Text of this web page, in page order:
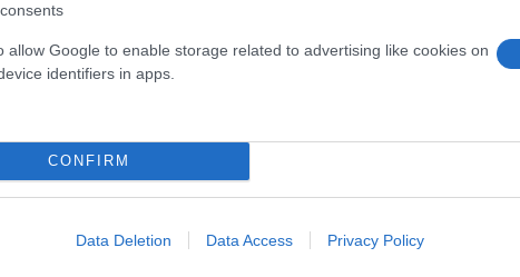
allow Google to enable storage related to advertising like cookies on
identifiers in apps.
CONFIRM
Data Deletion Data Access Privacy Policy
Κούρτη
νεκροί και